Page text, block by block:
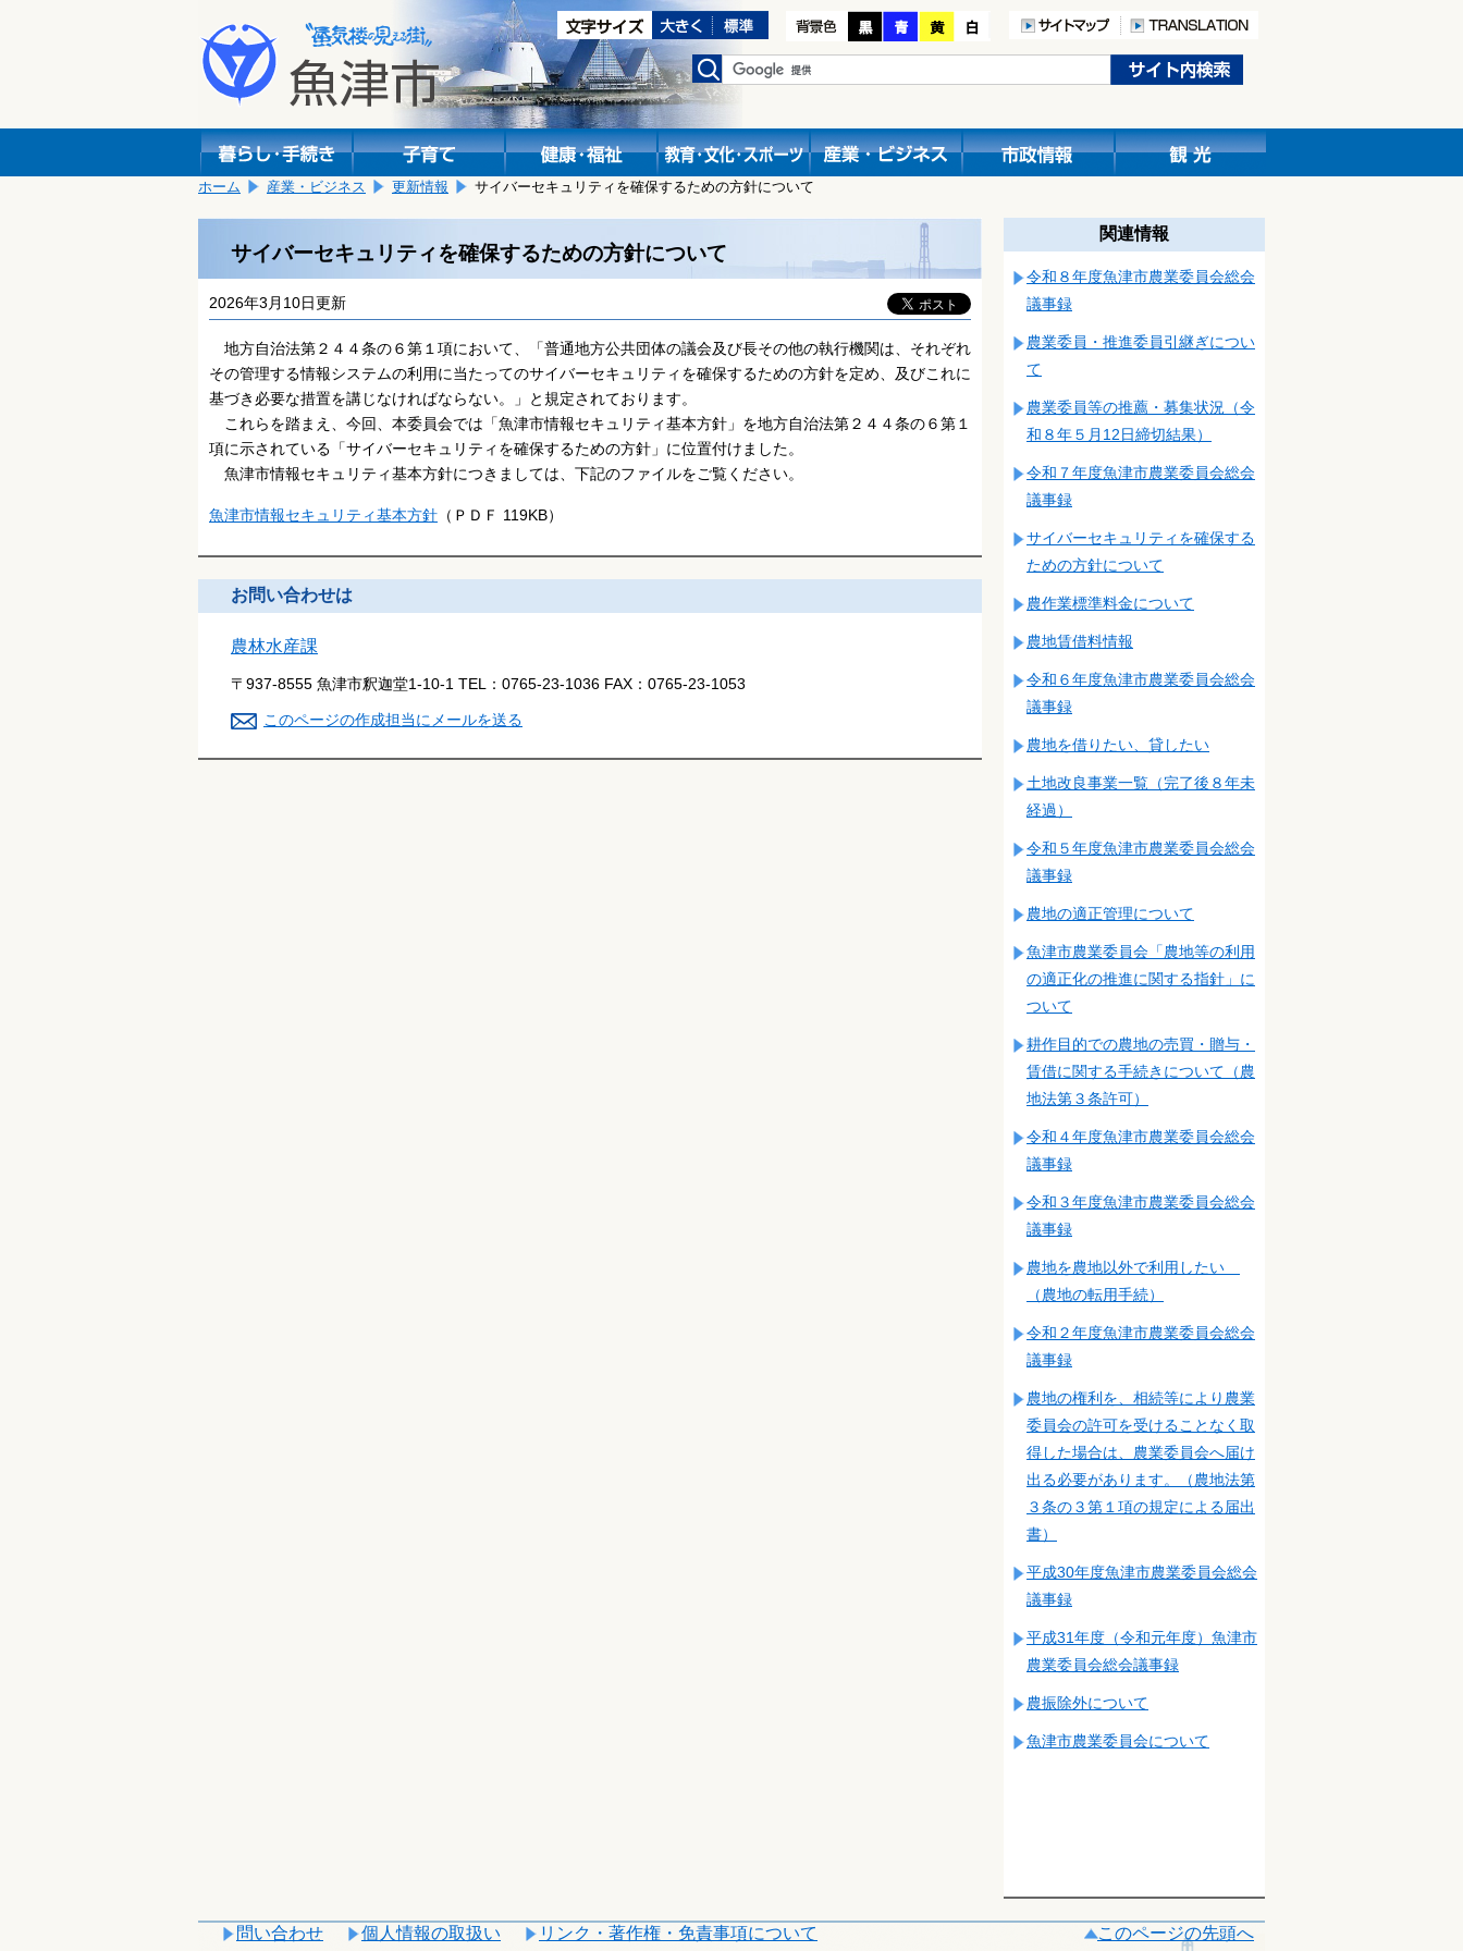
し
ホーム 産業・ビジネス 更新情報 サイバーセキュリティを確保するための方針について
サイバーセキュリティを確保するための方針について
2026年3月10日更新
地方自治法第２４４条の６第１項において、「普通地方公共団体の議会及び長その他の執行機関は、それぞれ
その管理する情報システムの利用に当たってのサイバーセキュリティを確保するための方針を定め、及びこれに
基づき必要な措置を講じなければならない。」と規定されております。
これらを踏まえ、今回、本委員会では「魚津市情報セキュリティ基本方針」を地方自治法第２４４条の６第１
項に示されている「サイバーセキュリティを確保するための方針」に位置付けました。
魚津市情報セキュリティ基本方針につきましては、下記のファイルをご覧ください。
魚津市情報セキュリティ基本方針 （ＰＤＦ 119KB）
お問い合わせは
農林水産課
〒937-8555 魚津市釈迦堂1-10-1 TEL： 0765-23-1036 FAX： 0765-23-1053
このページの作成担当にメールを送る
関連情報
令和８年度魚津市農業委員会総会
議事録
農業委員・推進委員引継ぎについ
て
農業委員等の推薦・募集状況（令
和８年５月12日締切結果）
令和７年度魚津市農業委員会総会
議事録
サイバーセキュリティを確保する
ための方針について
農作業標準料金について
農地賃借料情報
令和６年度魚津市農業委員会総会
議事録
農地を借りたい、貸したい
土地改良事業一覧（完了後８年未
経過）
令和５年度魚津市農業委員会総会
議事録
農地の適正管理について
魚津市農業委員会「農地等の利用
の適正化の推進に関する指針」に
ついて
耕作目的での農地の売買・贈与・
賃借に関する手続きについて（農
地法第３条許可）
令和４年度魚津市農業委員会総会
議事録
令和３年度魚津市農業委員会総会
議事録
農地を農地以外で利用したい
（農地の転用手続）
令和２年度魚津市農業委員会総会
議事録
農地の権利を、相続等により農業
委員会の許可を受けることなく取
得した場合は、農業委員会へ届け
出る必要があります。（農地法第
３条の３第１項の規定による届出
書）
平成30年度魚津市農業委員会総会
議事録
平成31年度（令和元年度）魚津市
農業委員会総会議事録
農振除外について
魚津市農業委員会について
問い合わせ 個人情報の取扱い リンク・著作権・免責事項について このページの先頭へ